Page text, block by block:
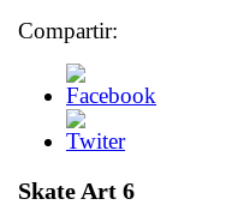
Compartir:
Skate Art 6